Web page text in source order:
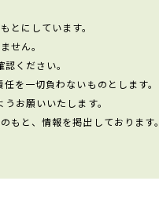
とにしています。
せん。
ください。
を一切負わないものとします。
お願いいたします。
と、情報を掲出しております。